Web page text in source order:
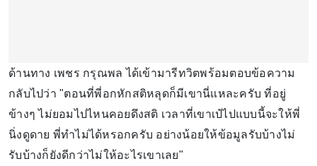
ด้านทาง เพชร กรุณพล ได้เข้ามารีทวิตพร้อมตอบข้อความ
กลับไปว่า "ตอนที่พี่อกหักสติหลุดก็มีเขานี่แหละครับ ที่อยู่
ข้างๆ ไม่ยอมไปไหนคอยดึงสติ เวลาที่เขาเป๋ไปแบบนี้จะให้พี่
นิ่งดูดาย พี่ทำไม่ได้หรอกครับ อย่างน้อยให้ข้อมูลรับบ้างไม่
รับบ้างก็ยังดีกว่าไม่ให้อะไรเขาเลย"